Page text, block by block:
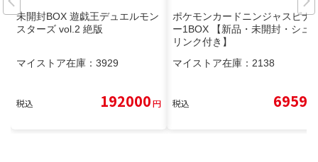
未開封BOX 遊戯王デュエルモン
スターズ vol.2 絶版
マイストア在庫： 3929
税込 192000円
ポケモンカードニンジャスピナ
ー1BOX 【新品・未開封・シュ
リンク付き】
マイストア在庫： 2138
税込 6959